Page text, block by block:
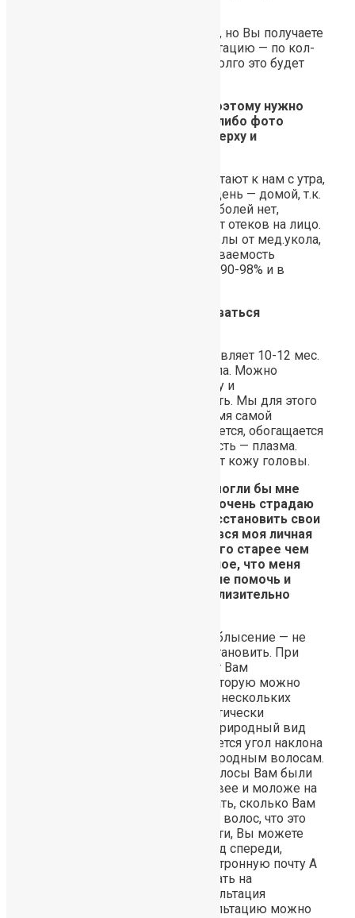
Погрешность есть порядка 10%, но Вы получаете
полноценную заочную консультацию — по кол-
ву, по цене и по времени, как долго это будет
Вопрос: Я с другого города, поэтому нужно
понять или вживую приехать, либо фото
головы прислать (спереди, сверху и
Пациенты из др. городов прилетают к нам с утра,
делают пересадку и в этот же день — домой, т.к.
Ваш внешний вид не страдает, болей нет,
чувствуете себя как обычно. Нет отеков на лицо.
Микроранки напоминают проколы от мед.укола,
шрамов и разрезов нет. Приживаемость
пересаженных волос не менее 90-98% и в
Вопрос: Сколько будут приживаться
Полный цикл роста волос составляет 10-12 мес.
Это зависит от природного цикла. Можно
ускорить только их рост в длину и
первоначальную приживаемость. Мы для этого
делаем плазмотерапию во время самой
процедуры. Ваша кровь забирается, обогащается
и центрифугируется. Жидкая часть — плазма.
После изъятия ею прокалывают кожу головы.
Вопрос: Добрый день! Вы не могли бы мне
уделить немного внимания! Я очень страдаю
облысением и хочу, как то восстановить свои
волосы! Из-за этого рушится вся моя личная
жизнь и лицо выглядит намного старее чем
это было всегда. Самое главное, что меня
интересует, это реально ли мне помочь и
сколько это может хоть приблизительно
В наше время потеря волос и облысение — не
проблема. Волосы можно восстановить. При
чем, технология HFE предлагает Вам
безболезненную процедуру, которую можно
провести в течение одного дня, нескольких
часов. В итоге Вы получите фактически
естественную густоту волос и природный вид
прически, т.к. нами выдерживается угол наклона
волос, который присущ Вашим родным волосам.
Никто никогда не узнает, что волосы Вам были
пересажены! Вы станете красивее и моложе на
10ть лет! Чтобы конкретно узнать, сколько Вам
необходимо трансплантировать волос, что это
будет по времени и по стоимости, Вы можете
прислать свои фото головы (вид спереди,
сверху и фото затылка) на электронную почту А
если есть время, придти/приехать на
консультацию по адресу: Консультация
бесплатна. Записаться на консультацию можно